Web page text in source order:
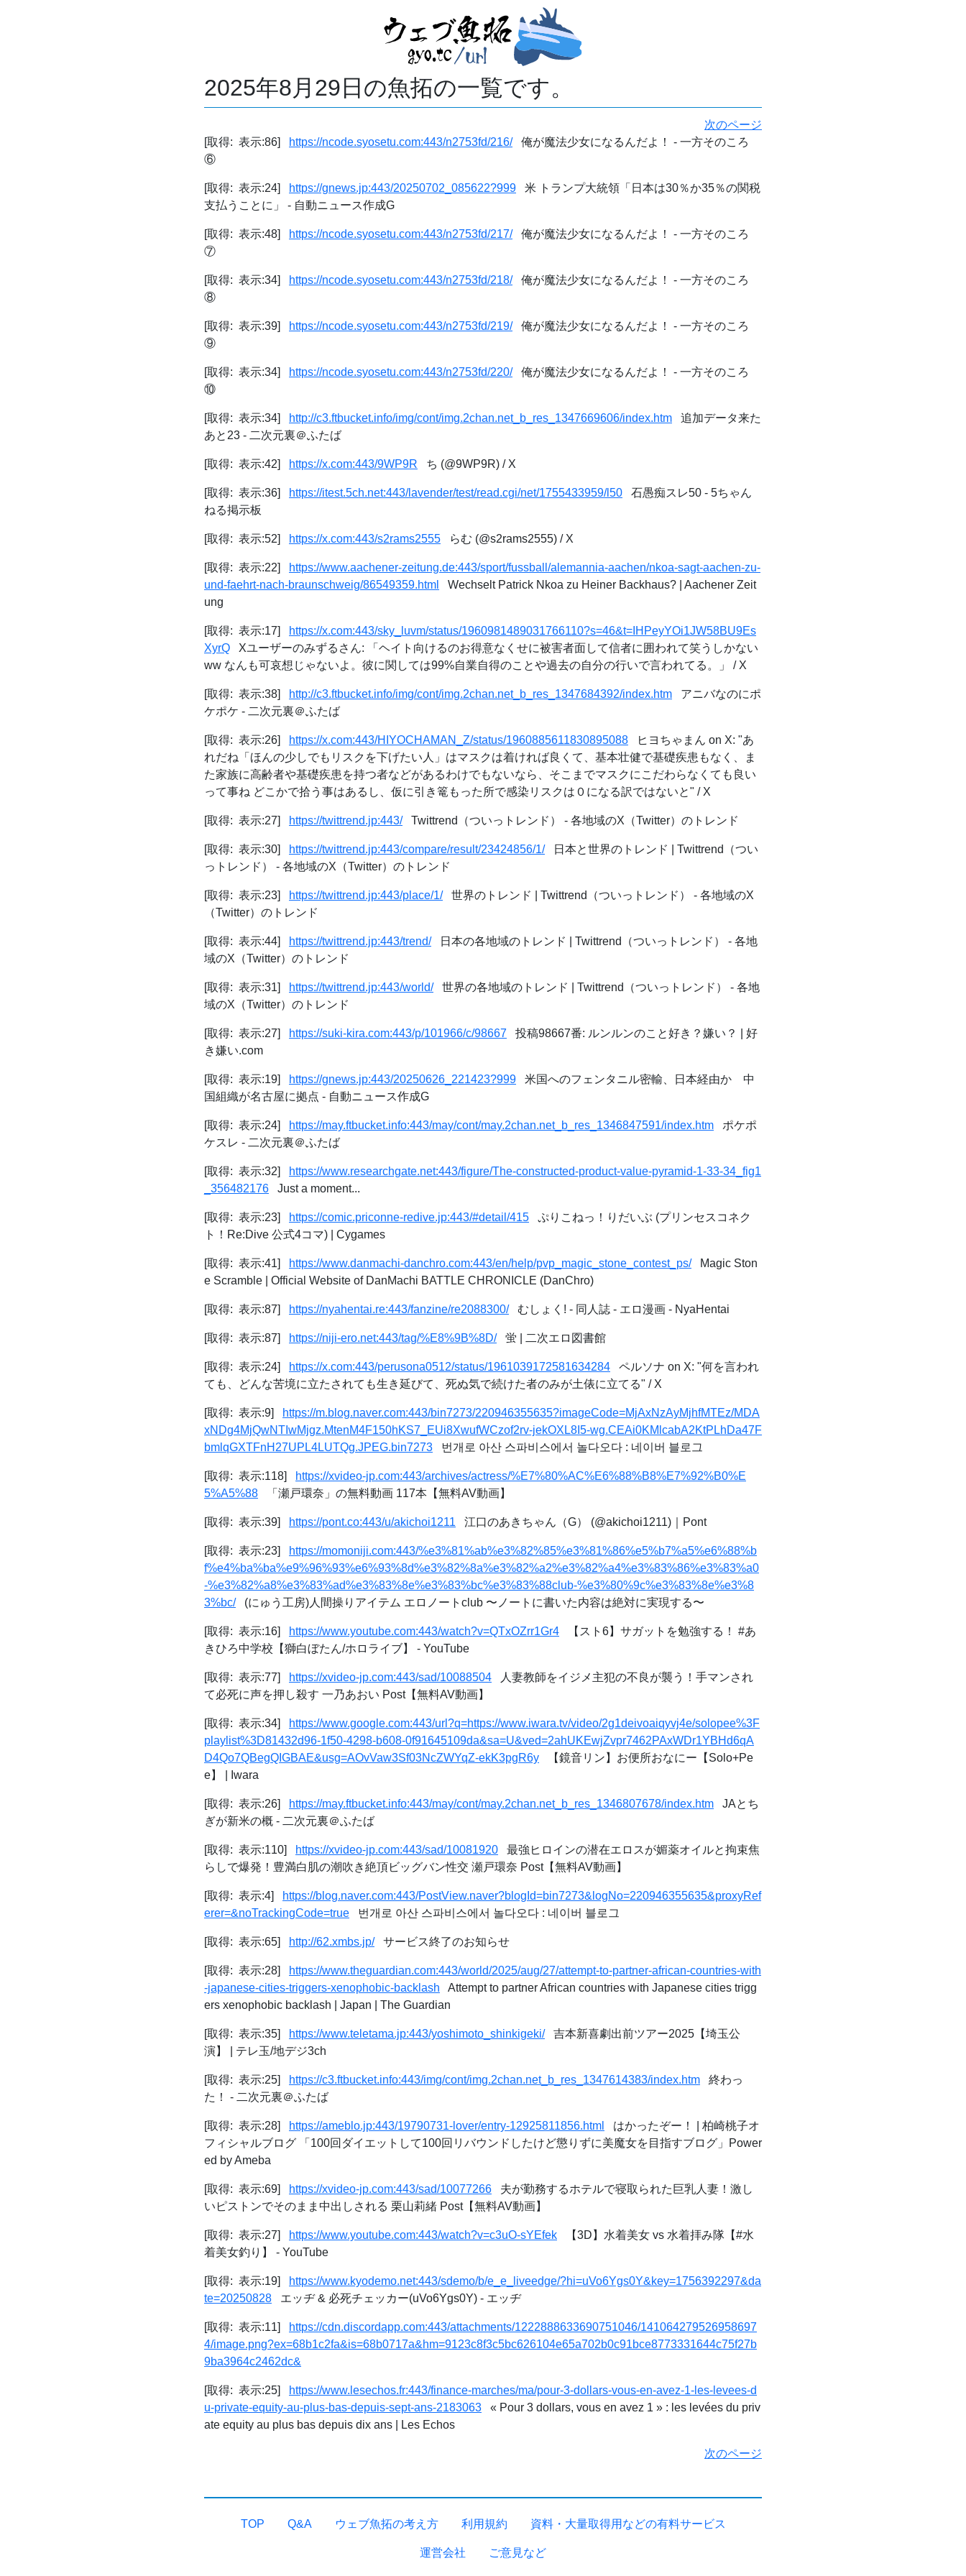
2025年8月29日の魚拓の一覧です。
次のページ
[取得: 表示:86]
https://ncode.syosetu.com:443/n2753fd/216/俺が魔法少女になるんだよ！ - 一方そのころ
⑥
[取得: 表示:24] https://gnews.jp:443/20250702_085622?999 米 トランプ大統領「日本は30％か35％の関税
支払うことに」 - 自動ニュース作成G
[取得: 表示:48] https://ncode.syosetu.com:443/n2753fd/217/俺が魔法少女になるんだよ！ - 一方そのころ
⑦
[取得: 表示:34] https://ncode.syosetu.com:443/n2753fd/218/俺が魔法少女になるんだよ！ - 一方そのころ
⑧
[取得: 表示:39] https://ncode.syosetu.com:443/n2753fd/219/俺が魔法少女になるんだよ！ - 一方そのころ
⑨
[取得: 表示:34] https://ncode.syosetu.com:443/n2753fd/220/俺が魔法少女になるんだよ！ - 一方そのころ
⑩
[取得: 表示:34] http://c3.ftbucket.info/img/cont/img.2chan.net_b_res_1347669606/index.htm 追加データ来た
あと23 - 二次元裏＠ふたば
[取得: 表示:42] https://x.com:443/9WP9R ち (@9WP9R) / X
[取得: 表示:36] https://itest.5ch.net:443/lavender/test/read.cgi/net/1755433959/l50 石愚痴スレ50 - 5ちゃん
ねる掲示板
[取得: 表示:52] https://x.com:443/s2rams2555 らむ (@s2rams2555) / X
[取得: 表示:22]
https://www.aachener-zeitung.de:443/sport/fussball/alemannia-aachen/nkoa-sagt-aachen-zu-
und-faehrt-nach-braunschweig/86549359.html
Wechselt Patrick Nkoa zu Heiner Backhaus? | Aachener Zeit
ung
[取得: 表示:17]
https://x.com:443/sky_luvm/status/1960981489031766110?s=46&t=IHPeyYOi1JW58BU9Es
XyrQ Xユーザーのみずるさん: 「ヘイト向けるのお得意なくせに被害者面して信者に囲われて笑うしかない
ww なんも可哀想じゃないよ。彼に関しては99%自業自得のことや過去の自分の行いで言われてる。」 / X
[取得: 表示:38] http://c3.ftbucket.info/img/cont/img.2chan.net_b_res_1347684392/index.htm アニバなのにポ
ケポケ - 二次元裏＠ふたば
[取得: 表示:26] https://x.com:443/HIYOCHAMAN_Z/status/1960885611830895088 ヒヨちゃまん on X: "あ
れだね「ほんの少しでもリスクを下げたい人」はマスクは着ければ良くて、基本壮健で基礎疾患もなく、ま
た家族に高齢者や基礎疾患を持つ者などがあるわけでもないなら、そこまでマスクにこだわらなくても良い
って事ね どこかで拾う事はあるし、仮に引き篭もった所で感染リスクは０になる訳ではないと" / X
[取得: 表示:27] https://twittrend.jp:443/Twittrend（ついっトレンド） - 各地域のX（Twitter）のトレンド
[取得: 表示:30] https://twittrend.jp:443/compare/result/23424856/1/日本と世界のトレンド | Twittrend（つい
っトレンド） - 各地域のX（Twitter）のトレンド
[取得: 表示:23] https://twittrend.jp:443/place/1/世界のトレンド | Twittrend（ついっトレンド） - 各地域のX
（Twitter）のトレンド
[取得: 表示:44] https://twittrend.jp:443/trend/日本の各地域のトレンド | Twittrend（ついっトレンド） - 各地
域のX（Twitter）のトレンド
[取得: 表示:31] https://twittrend.jp:443/world/世界の各地域のトレンド | Twittrend（ついっトレンド） - 各地
域のX（Twitter）のトレンド
[取得: 表示:27] https://suki-kira.com:443/p/101966/c/98667 投稿98667番: ルンルンのこと好き？嫌い？ | 好
き嫌い.com
[取得: 表示:19] https://gnews.jp:443/20250626_221423?999 米国へのフェンタニル密輸、日本経由か 中
国組織が名古屋に拠点 - 自動ニュース作成G
[取得: 表示:24] https://may.ftbucket.info:443/may/cont/may.2chan.net_b_res_1346847591/index.htm ポケポ
ケスレ - 二次元裏＠ふたば
[取得: 表示:32]
https://www.researchgate.net:443/figure/The-constructed-product-value-pyramid-1-33-34_fig1
_356482176 Just a moment...
[取得: 表示:23] https://comic.priconne-redive.jp:443/#detail/415 ぷりこねっ！りだいぶ (プリンセスコネク
ト！Re:Dive 公式4コマ) | Cygames
[取得: 表示:41] https://www.danmachi-danchro.com:443/en/help/pvp_magic_stone_contest_ps/Magic Ston
e Scramble | Official Website of DanMachi BATTLE CHRONICLE (DanChro)
[取得: 表示:87] https://nyahentai.re:443/fanzine/re2088300/むしょく! - 同人誌 - エロ漫画 - NyaHentai
[取得: 表示:87] https://niji-ero.net:443/tag/%E8%9B%8D/蛍 | 二次エロ図書館
[取得: 表示:24] https://x.com:443/perusona0512/status/1961039172581634284 ペルソナ on X: "何を言われ
ても、どんな苦境に立たされても生き延びて、死ぬ気で続けた者のみが土俵に立てる" / X
[取得: 表示:9]
https://m.blog.naver.com:443/bin7273/220946355635?imageCode=MjAxNzAyMjhfMTEz/MDA
xNDg4MjQwNTIwMjgz.MtenM4F150hKS7_EUi8XwufWCzof2rv-jekOXL8I5-wg.CEAi0KMlcabA2KtPLhDa47F
bmlqGXTFnH27UPL4LUTQg.JPEG.bin7273 번개로 아산 스파비스에서 놀다오다 : 네이버 블로그
[取得: 表示:118]
https://xvideo-jp.com:443/archives/actress/%E7%80%AC%E6%88%B8%E7%92%B0%E
5%A5%88 「瀬戸環奈」の無料動画 117本【無料AV動画】
[取得: 表示:39] https://pont.co:443/u/akichoi1211 江口のあきちゃん（G） (@akichoi1211)｜Pont
[取得: 表示:23]
https://momoniji.com:443/%e3%81%ab%e3%82%85%e3%81%86%e5%b7%a5%e6%88%b
f%e4%ba%ba%e9%96%93%e6%93%8d%e3%82%8a%e3%82%a2%e3%82%a4%e3%83%86%e3%83%a0
-%e3%82%a8%e3%83%ad%e3%83%8e%e3%83%bc%e3%83%88club-%e3%80%9c%e3%83%8e%e3%8
3%bc/(にゅう工房)人間操りアイテム エロノートclub 〜ノートに書いた内容は絶対に実現する〜
[取得: 表示:16] https://www.youtube.com:443/watch?v=QTxOZrr1Gr4 【スト6】サガットを勉強する！ #あ
きひろ中学校【獅白ぼたん/ホロライブ】 - YouTube
[取得: 表示:77] https://xvideo-jp.com:443/sad/10088504 人妻教師をイジメ主犯の不良が襲う！手マンされ
て必死に声を押し殺す 一乃あおい Post【無料AV動画】
[取得: 表示:34]
https://www.google.com:443/url?q=https://www.iwara.tv/video/2g1deivoaiqyvj4e/solopee%3F
playlist%3D81432d96-1f50-4298-b608-0f91645109da&sa=U&ved=2ahUKEwjZvpr7462PAxWDr1YBHd6qA
D4Qo7QBegQIGBAE&usg=AOvVaw3Sf03NcZWYqZ-ekK3pgR6y 【鏡音リン】お便所おなにー【Solo+Pe
e】 | Iwara
[取得: 表示:26] https://may.ftbucket.info:443/may/cont/may.2chan.net_b_res_1346807678/index.htm JAとち
ぎが新米の概 - 二次元裏＠ふたば
[取得: 表示:110] https://xvideo-jp.com:443/sad/10081920 最強ヒロインの潜在エロスが媚薬オイルと拘束焦
らしで爆発！豊満白肌の潮吹き絶頂ビッグバン性交 瀬戸環奈 Post【無料AV動画】
[取得: 表示:4]
https://blog.naver.com:443/PostView.naver?blogId=bin7273&logNo=220946355635&proxyRef
erer=&noTrackingCode=true 번개로 아산 스파비스에서 놀다오다 : 네이버 블로그
[取得: 表示:65] http://62.xmbs.jp/サービス終了のお知らせ
[取得: 表示:28]
https://www.theguardian.com:443/world/2025/aug/27/attempt-to-partner-african-countries-with
-japanese-cities-triggers-xenophobic-backlash Attempt to partner African countries with Japanese cities trigg
ers xenophobic backlash | Japan | The Guardian
[取得: 表示:35] https://www.teletama.jp:443/yoshimoto_shinkigeki/吉本新喜劇出前ツアー2025【埼玉公
演】 | テレ玉/地デジ3ch
[取得: 表示:25] https://c3.ftbucket.info:443/img/cont/img.2chan.net_b_res_1347614383/index.htm 終わっ
た！ - 二次元裏＠ふたば
[取得: 表示:28] https://ameblo.jp:443/19790731-lover/entry-12925811856.html
はかったぞー！ | 柏崎桃子オ
フィシャルブログ 「100回ダイエットして100回リバウンドしたけど懲りずに美魔女を目指すブログ」Power
ed by Ameba
[取得: 表示:69] https://xvideo-jp.com:443/sad/10077266 夫が勤務するホテルで寝取られた巨乳人妻！激し
いピストンでそのまま中出しされる 栗山莉緒 Post【無料AV動画】
[取得: 表示:27] https://www.youtube.com:443/watch?v=c3uO-sYEfek 【3D】水着美女 vs 水着拝み隊【#水
着美女釣り】 - YouTube
[取得: 表示:19]
https://www.kyodemo.net:443/sdemo/b/e_e_liveedge/?hi=uVo6Ygs0Y&key=1756392297&da
te=20250828 エッヂ & 必死チェッカー(uVo6Ygs0Y) - エッヂ
[取得: 表示:11]
https://cdn.discordapp.com:443/attachments/1222888633690751046/141064279526958697
4/image.png?ex=68b1c2fa&is=68b0717a&hm=9123c8f3c5bc626104e65a702b0c91bce8773331644c75f27b
9ba3964c2462dc&
[取得: 表示:25]
https://www.lesechos.fr:443/finance-marches/ma/pour-3-dollars-vous-en-avez-1-les-levees-d
u-private-equity-au-plus-bas-depuis-sept-ans-2183063 « Pour 3 dollars, vous en avez 1 » : les levées du priv
ate equity au plus bas depuis dix ans | Les Echos
次のページ
TOP Q&A ウェブ魚拓の考え方 利用規約 資料・大量取得用などの有料サービス
運営会社 ご意見など